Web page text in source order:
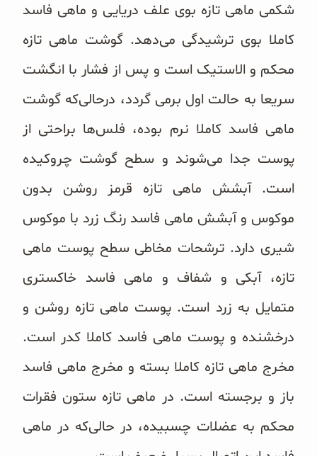
شکمی ماهی تازه بوی علف دریایی و ماهی فاسد
کاملا بوی ترشیدگی می‌‌دهد. گوشت ماهی تازه
محکم و الاستیک است و پس از فشار با انگشت
سریعا به حالت اول برمی گردد، درحالی‌که گوشت
ماهی فاسد کاملا نرم بوده، فلس‌‌ها براحتی از
پوست جدا می‌‌شوند و سطح گوشت چروکیده
است. آبشش ماهی تازه قرمز روشن بدون
موکوس و آبشش ماهی فاسد رنگ زرد با موکوس
شیری دارد. ترشحات مخاطی سطح پوست ماهی
تازه، آبکی و شفاف و ماهی فاسد خاکستری
متمایل به زرد است. پوست ماهی تازه روشن و
درخشنده و پوست ماهی فاسد کاملا کدر است.
مخرج ماهی تازه کاملا بسته و مخرج ماهی فاسد
باز و برجسته است. در ماهی تازه ستون فقرات
محکم به عضلات چسبیده، در حالی‌که در ماهی